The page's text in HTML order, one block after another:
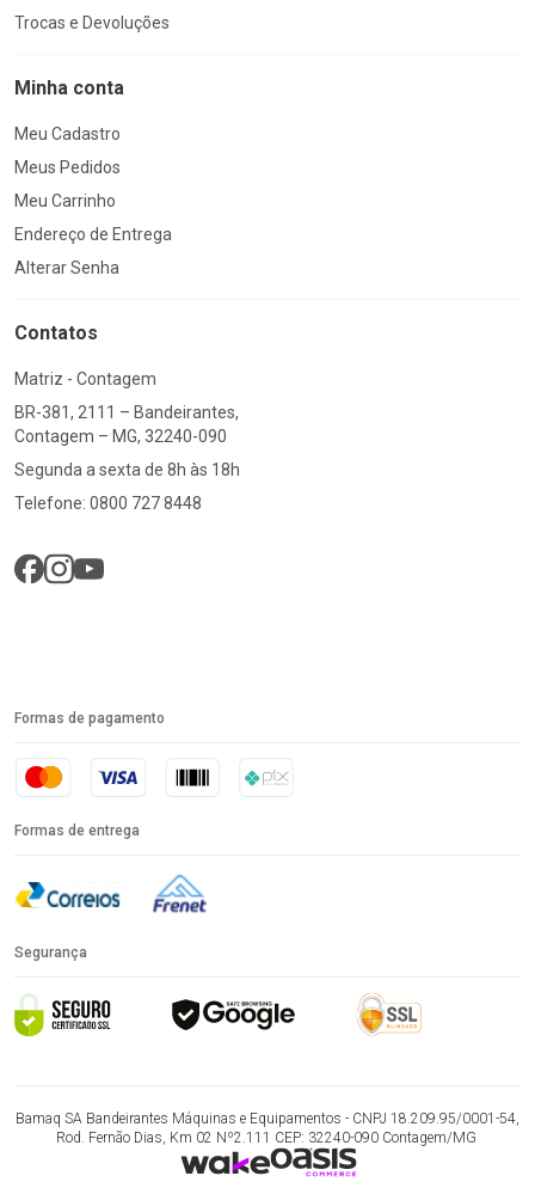
Trocas e Devoluções
Minha conta
Meu Cadastro
Meus Pedidos
Meu Carrinho
Endereço de Entrega
Alterar Senha
Contatos
Matriz - Contagem
BR-381, 2111 – Bandeirantes,
Contagem – MG, 32240-090
Segunda a sexta de 8h às 18h
Telefone: 0800 727 8448
Formas de pagamento
Formas de entrega
Segurança
Bamaq SA Bandeirantes Máquinas e Equipamentos - CNPJ 18.209.95/0001-54,
Rod. Fernão Dias, Km 02 Nº2.111 CEP: 32240-090 Contagem/MG